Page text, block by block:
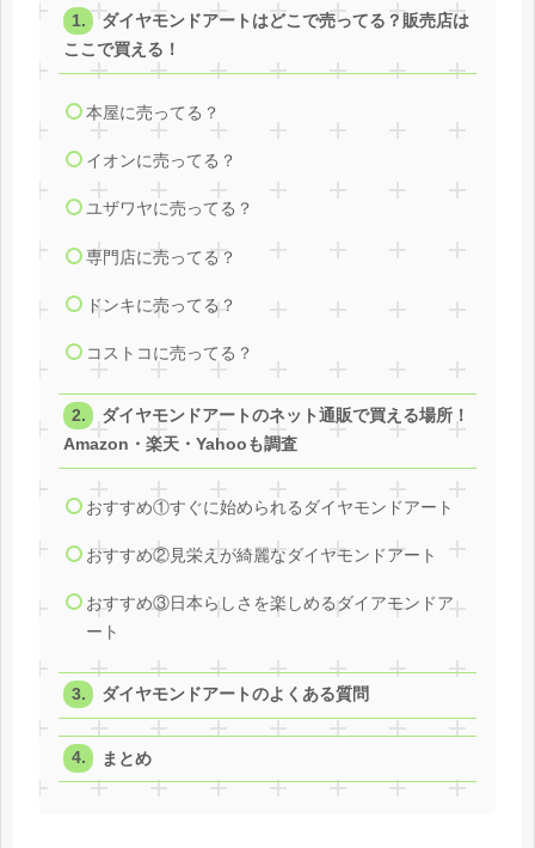
ダイヤモンドアートはどこで売ってる？販売店は
ここで買える！
本屋に売ってる？
イオンに売ってる？
ユザワヤに売ってる？
専門店に売ってる？
ドンキに売ってる？
コストコに売ってる？
ダイヤモンドアートのネット通販で買える場所！
Amazon・楽天・Yahooも調査
おすすめ①すぐに始められるダイヤモンドアート
おすすめ②見栄えが綺麗なダイヤモンドアート
おすすめ③日本らしさを楽しめるダイアモンドア
ート
ダイヤモンドアートのよくある質問
まとめ